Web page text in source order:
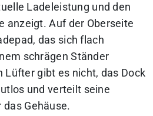
Ladeleistung und den
anzeigt. Auf der Oberseite
das sich flach
schrägen Ständer
Lüfter gibt es nicht, das Dock
und verteilt seine
Gehäuse.